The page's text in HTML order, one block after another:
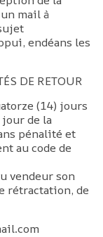
mail à
endéans les
DE RETOUR
(14) jours
de la
pénalité et
au code de
vendeur son
rétractation, de